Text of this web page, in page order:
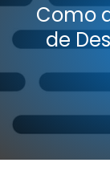
Como
de